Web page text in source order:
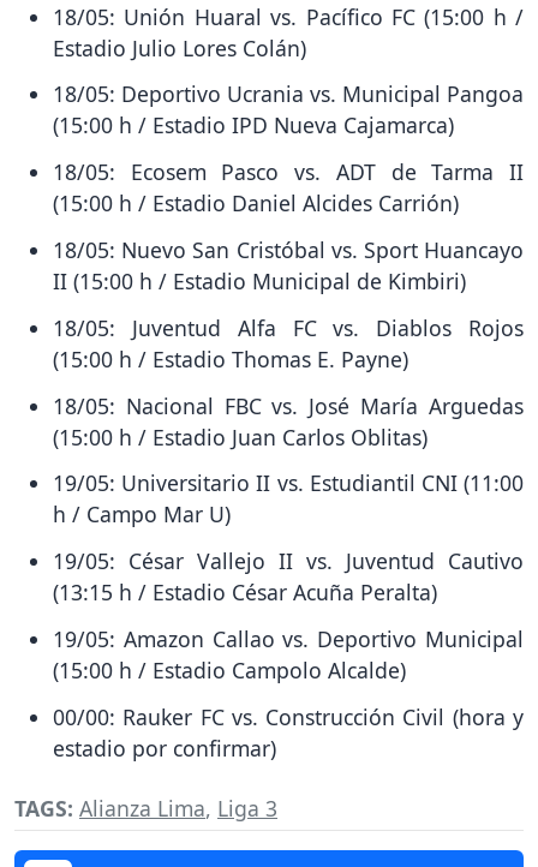
18/05: Unión Huaral vs. Pacífico FC (15:00 h /
Estadio Julio Lores Colán)
18/05: Deportivo Ucrania vs. Municipal Pangoa
(15:00 h / Estadio IPD Nueva Cajamarca)
18/05: Ecosem Pasco vs. ADT de Tarma II
(15:00 h / Estadio Daniel Alcides Carrión)
18/05: Nuevo San Cristóbal vs. Sport Huancayo
II (15:00 h / Estadio Municipal de Kimbiri)
18/05: Juventud Alfa FC vs. Diablos Rojos
(15:00 h / Estadio Thomas E. Payne)
18/05: Nacional FBC vs. José María Arguedas
(15:00 h / Estadio Juan Carlos Oblitas)
19/05: Universitario II vs. Estudiantil CNI (11:00
h / Campo Mar U)
19/05: César Vallejo II vs. Juventud Cautivo
(13:15 h / Estadio César Acuña Peralta)
19/05: Amazon Callao vs. Deportivo Municipal
(15:00 h / Estadio Campolo Alcalde)
00/00: Rauker FC vs. Construcción Civil (hora y
estadio por confirmar)
TAGS: Alianza Lima, Liga 3